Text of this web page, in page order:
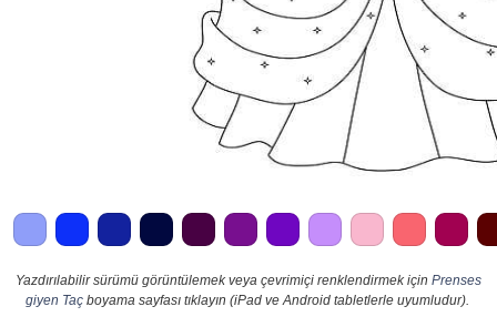
Yazdırılabilir sürümü görüntülemek veya çevrimiçi renklendirmek için Prenses
giyen Taçboyama sayfası tıklayın (iPad ve Android tabletlerle uyumludur).